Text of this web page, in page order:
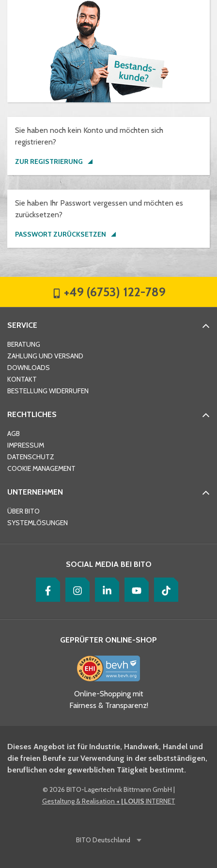
Sie haben noch kein Konto und möchten sich
registrieren?
ZUR REGISTRIERUNG
Sie haben Ihr Passwort vergessen und möchten es
zurücksetzen?
PASSWORT ZURÜCKSETZEN
+49 (6753) 122-789
SERVICE
BERATUNG
ZAHLUNG UND VERSAND
DOWNLOADS
KONTAKT
BESTELLUNG WIDERRUFEN
RECHTLICHES
AGB
IMPRESSUM
DATENSCHUTZ
COOKIE MANAGEMENT
UNTERNEHMEN
ÜBER BITO
SYSTEMLÖSUNGEN
SOCIAL MEDIA BEI BITO
GEPRÜFTER ONLINE-SHOP
Online-Shopping mit
Fairness & Transparenz!
Dieses Angebot ist für Industrie, Handwerk, Handel und
die freien Berufe zur Verwendung in der selbstständigen,
beruflichen oder gewerblichen Tätigkeit bestimmt.
© 2026 BITO-Lagertechnik Bittmann GmbH |
Gestaltung & Realisation + | LOUIS INTERNET
BITO Deutschland